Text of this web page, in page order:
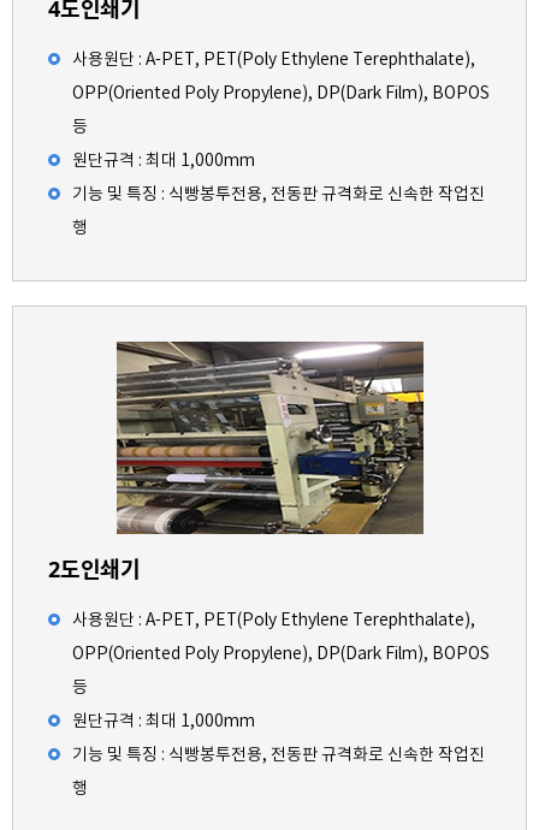
4도인쇄기
사용원단 : A-PET, PET(Poly Ethylene Terephthalate),
OPP(Oriented Poly Propylene), DP(Dark Film), BOPOS
등
원단규격 : 최대 1,000mm
기능 및 특징 : 식빵봉투전용, 전동판 규격화로 신속한 작업진
행
2도인쇄기
사용원단 : A-PET, PET(Poly Ethylene Terephthalate),
OPP(Oriented Poly Propylene), DP(Dark Film), BOPOS
등
원단규격 : 최대 1,000mm
기능 및 특징 : 식빵봉투전용, 전동판 규격화로 신속한 작업진
행